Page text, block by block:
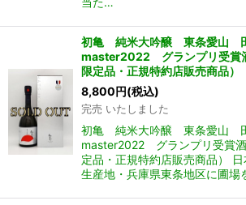
初亀 純米大吟醸 東条愛山
master2022 グランプリ受
限定品・正規特約店販売商品）
8,800円(税込)
完売 いたしました
初亀 純米大吟醸 東条愛山
master2022 グランプリ受
定品・正規特約店販売商品）
生産地・兵庫県東条地区に圃場